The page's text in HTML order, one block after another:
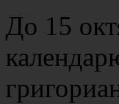
До 15